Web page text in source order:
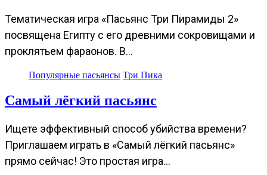
Тематическая игра «Пасьянс Три Пирамиды 2»
посвящена Египту с его древними сокровищами и
проклятьем фараонов. В…
Популярные пасьянсы Три Пика
Самый лёгкий пасьянс
Ищете эффективный способ убийства времени?
Приглашаем играть в «Самый лёгкий пасьянс»
прямо сейчас! Это простая игра…